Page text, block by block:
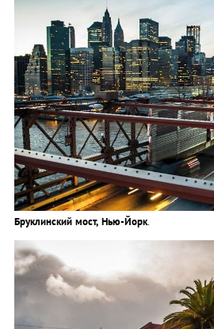
Бруклинский мост, Нью-Йорк.